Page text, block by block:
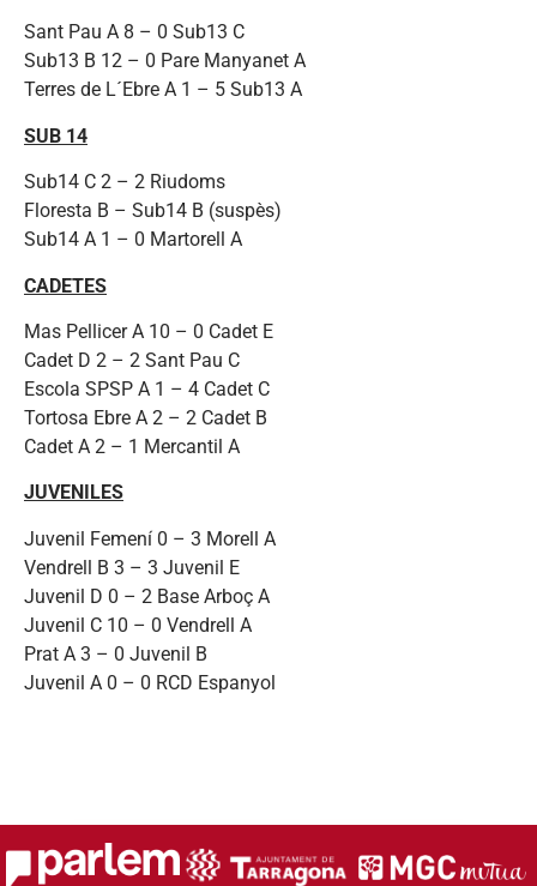
Sant Pau A 8 – 0 Sub13 C
Sub13 B 12 – 0 Pare Manyanet A
Terres de L´Ebre A 1 – 5 Sub13 A
SUB 14
Sub14 C 2 – 2 Riudoms
Floresta B – Sub14 B (suspès)
Sub14 A 1 – 0 Martorell A
CADETES
Mas Pellicer A 10 – 0 Cadet E
Cadet D 2 – 2 Sant Pau C
Escola SPSP A 1 – 4 Cadet C
Tortosa Ebre A 2 – 2 Cadet B
Cadet A 2 – 1 Mercantil A
JUVENILES
Juvenil Femení 0 – 3 Morell A
Vendrell B 3 – 3 Juvenil E
Juvenil D 0 – 2 Base Arboç A
Juvenil C 10 – 0 Vendrell A
Prat A 3 – 0 Juvenil B
Juvenil A 0 – 0 RCD Espanyol